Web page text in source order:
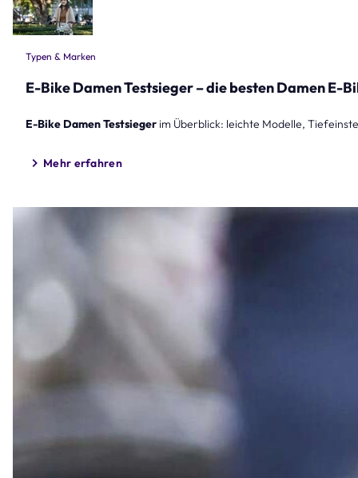
Typen & Marken
E-Bike Damen Testsieger – die besten Damen E-
E-Bike Damen Testsieger im Überblick: leichte Modelle,
Mehr erfahren